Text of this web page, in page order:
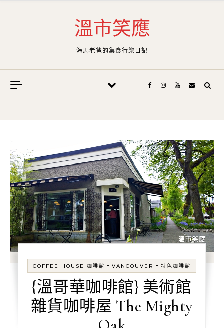
溫市笑應
海馬老爸的集食行樂日記
COFFEE HOUSE 咖啡館 - VANCOUVER - 特色咖啡館
{溫哥華咖啡館} 美術館
雜貨咖啡屋 The Mighty